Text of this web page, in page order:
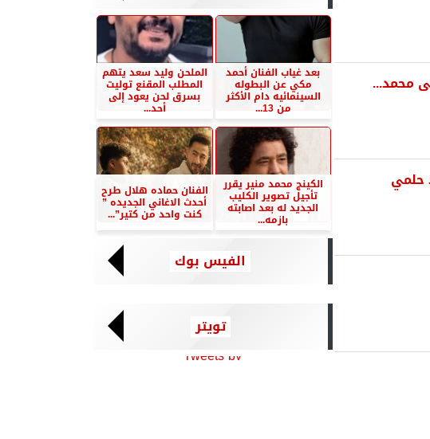
محمد...
حلمي
بعد غياب الفنان أحمد
مكي عن البطوله
السينمائيه دام الأكثر
من 13...
الملحن وليد سعد يتهم
المطلب المقنع توليت
بسرق لحن يعود إلى
أحد...
الكينج محمد منير يقرر
تأجيل تصوير الكليب
الجديد له بعد اصابته
بازمه...
الفنان حماده هلال طرح
أحدث الاغاني الجديده ”
كنت واحد من كتير”...
الفيس بوك
تويتر
Tweets by